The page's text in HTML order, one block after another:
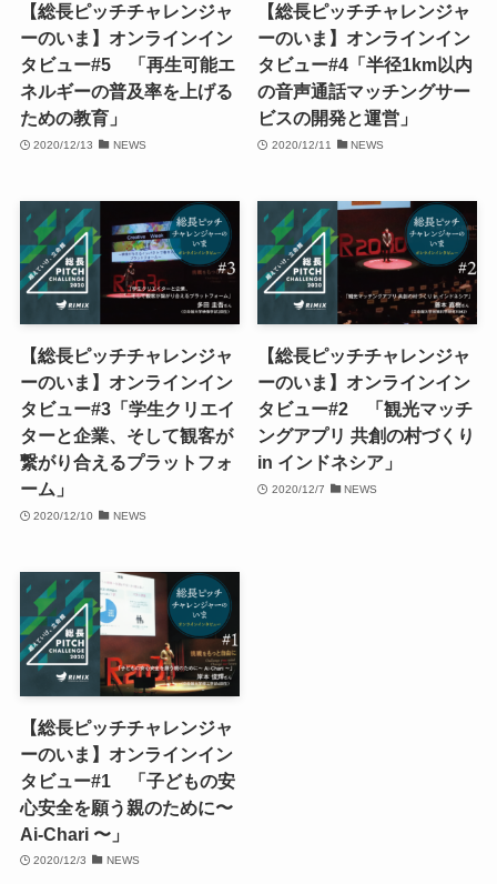
【総長ピッチチャレンジャ
ーのいま】オンラインイン
タビュー#5 「再生可能エ
ネルギーの普及率を上げる
ための教育」
2020/12/13 NEWS
【総長ピッチチャレンジャ
ーのいま】オンラインイン
タビュー#4「半径1km以内
の音声通話マッチングサー
ビスの開発と運営」
2020/12/11 NEWS
【総長ピッチチャレンジャ
ーのいま】オンラインイン
タビュー#3「学生クリエイ
ターと企業、そして観客が
繋がり合えるプラットフォ
ーム」
2020/12/10 NEWS
【総長ピッチチャレンジャ
ーのいま】オンラインイン
タビュー#2 「観光マッチ
ングアプリ 共創の村づくり
in インドネシア」
2020/12/7 NEWS
【総長ピッチチャレンジャ
ーのいま】オンラインイン
タビュー#1 「子どもの安
心安全を願う親のために〜
Ai-Chari 〜」
2020/12/3 NEWS